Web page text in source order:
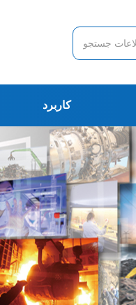
کاربرد